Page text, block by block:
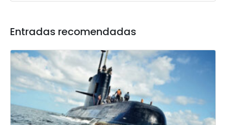
Entradas recomendadas